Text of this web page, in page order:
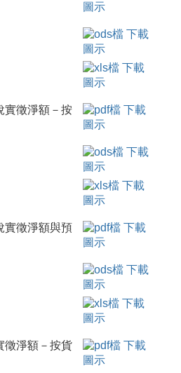
淨額－按
淨額與預
額－按貨